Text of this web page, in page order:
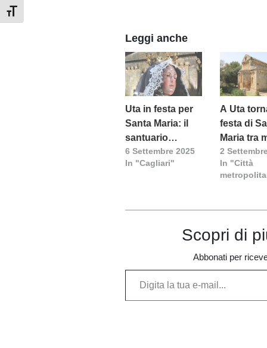
Attiva/disattiva dimensione testo
Leggi anche
Uta in festa per
Santa Maria: il
santuario
diventa chiesa
giubilare
6 Settembre 2025
In "Cagliari"
A Uta
festa di
Maria tra
e fede
2
In "Città
Scopri di
Abbonati per
Digita la tua e-mail...